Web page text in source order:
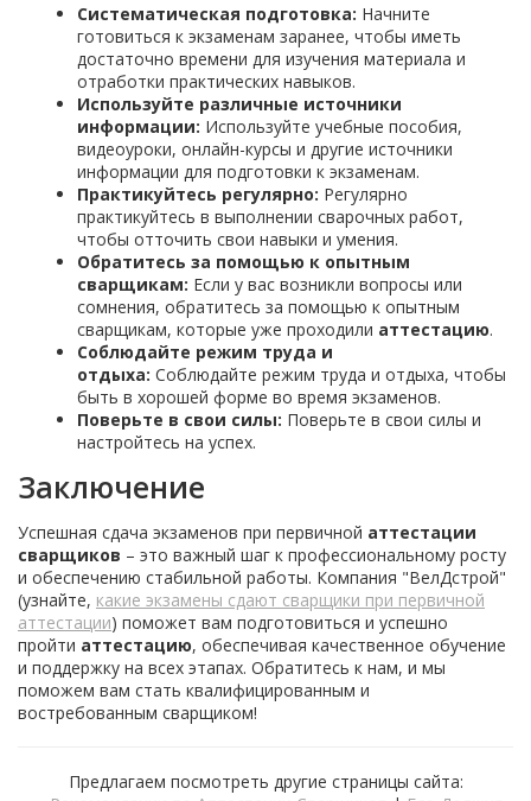
Систематическая подготовка: Начните
готовиться к экзаменам заранее, чтобы иметь
достаточно времени для изучения материала и
отработки практических навыков.
Используйте различные источники
информации: Используйте учебные пособия,
видеоуроки, онлайн-курсы и другие источники
информации для подготовки к экзаменам.
Практикуйтесь регулярно: Регулярно
практикуйтесь в выполнении сварочных работ,
чтобы отточить свои навыки и умения.
Обратитесь за помощью к опытным
сварщикам: Если у вас возникли вопросы или
сомнения, обратитесь за помощью к опытным
сварщикам, которые уже проходили аттестацию.
Соблюдайте режим труда и
отдыха: Соблюдайте режим труда и отдыха, чтобы
быть в хорошей форме во время экзаменов.
Поверьте в свои силы: Поверьте в свои силы и
настройтесь на успех.
Заключение
Успешная сдача экзаменов при первичной аттестации
сварщиков – это важный шаг к профессиональному росту
и обеспечению стабильной работы. Компания "ВелДстрой"
(узнайте, какие экзамены сдают сварщики при первичной
аттестации) поможет вам подготовиться и успешно
пройти аттестацию, обеспечивая качественное обучение
и поддержку на всех этапах. Обратитесь к нам, и мы
поможем вам стать квалифицированным и
востребованным сварщиком!
Предлагаем посмотреть другие страницы сайта: